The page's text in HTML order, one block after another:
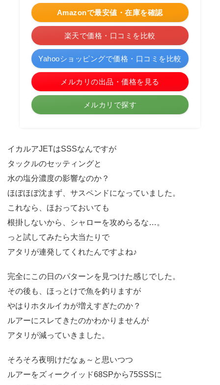
Amazonで最安値・在庫を確認
楽天で価格・口コミを比較
Yahooショッピングで価格・口コミを比較
メルカリの出品・価格を見る
メルカリで探す
イカルアJETはSSSなんですが
タックルのセッティングと
水の塩分濃度の影響なのか？
ほぼほぼ沈まず、サスペンドになっていました。
これなら、ほおっておいても
根掛しないから、シャローを攻めらるな…。
っと試してみたら大当たりで
アタリが連発してくれたんですよね♪
完全にこの日のパターンを見つけた感じでした。
その後も、ほっとけで魚を釣りますが
やはりホタルイカが増えすぎたのか？
ルアーにスレてきたのかわかりませんが
アタリが減っていきました。
そろそろ夜明けだなぁ～と思いつつ
ルアーをズィークイッド68SPから75SSSに